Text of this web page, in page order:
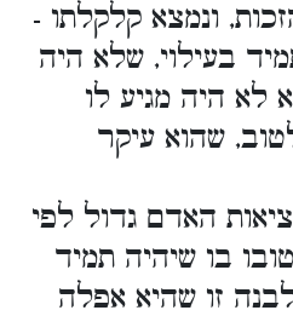
ונמצא קלקלתו -
בעילוי, שלא היה
לא היה מגיע לו
שהוא עיקר
האדם גדול לפי
בו שיהיה תמיד
זו שהיא אפלה